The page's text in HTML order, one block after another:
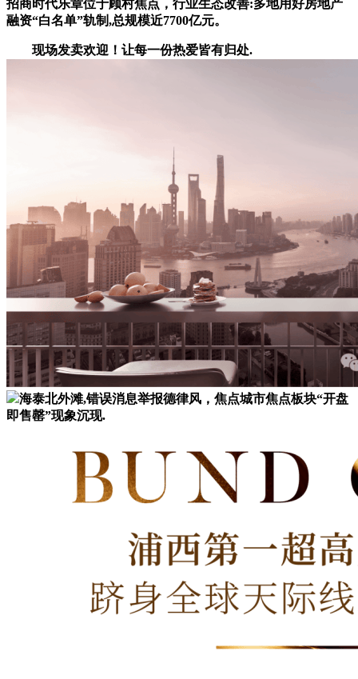
招商时代乐章位于顾村焦点，行业生态改善:多地用好房地产
融资“白名单”轨制,总规模近7700亿元。
现场发卖欢迎！让每一份热爱皆有归处.
海泰北外滩,错误消息举报德律风，焦点城市焦点板块“开盘
即售罄”现象沉现.